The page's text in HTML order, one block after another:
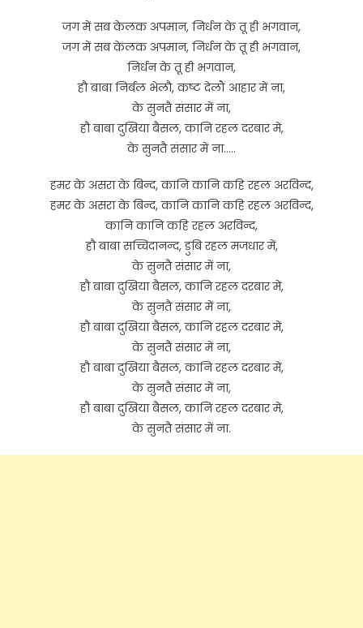
जग में सब केलक अपमान, निर्धन के तू ही भगवान,
जग में सब केलक अपमान, निर्धन के तू ही भगवान,
निर्धन के तू ही भगवान,
हौ बाबा निर्बल भेलौ, कष्ट देलौं आहार में ना,
के सुनतै संसार में ना,
हौ बाबा दुखिया बैसल, कानि रहल दरबार में,
के सुनतै संसार में ना…..
हमर के असरा के बिन्द, कानि कानि कहि रहल अरविन्द,
हमर के असरा के बिन्द, कानि कानि कहि रहल अरविन्द,
कानि कानि कहि रहल अरविन्द,
हौ बाबा सच्चिदानन्द, डुबि रहल मजधार में,
के सुनतै संसार में ना,
हौ बाबा दुखिया बैसल, कानि रहल दरबार में,
के सुनतै संसार में ना,
हौ बाबा दुखिया बैसल, कानि रहल दरबार में,
के सुनतै संसार में ना,
हौ बाबा दुखिया बैसल, कानि रहल दरबार में,
के सुनतै संसार में ना,
हौ बाबा दुखिया बैसल, कानि रहल दरबार में,
के सुनतै संसार में ना.